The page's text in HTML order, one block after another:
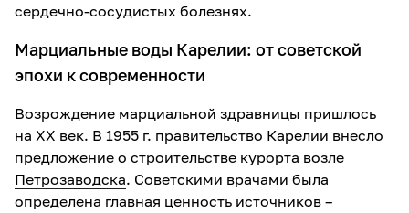
сердечно-сосудистых болезнях.
Марциальные воды Карелии: от советской
эпохи к современности
Возрождение марциальной здравницы пришлось
на XX век. В 1955 г. правительство Карелии внесло
предложение о строительстве курорта возле
Петрозаводска. Советскими врачами была
определена главная ценность источников –